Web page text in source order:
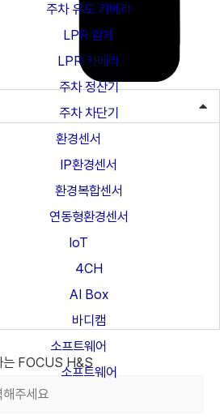
주차 유도 카메라
LPR 함체
LPR 카메라
주차 정산기
주차 차단기
환경센서
IP환경센서
환경복합센서
연동형환경센서
IoT
4CH
AI Box
바디캠
소프트웨어
소프트웨어
는 FOCUS H&S